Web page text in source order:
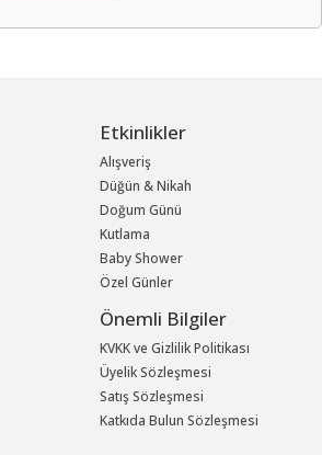
Etkinlikler
Alışveriş
Düğün & Nikah
Doğum Günü
Kutlama
Baby Shower
Özel Günler
Önemli Bilgiler
KVKK ve Gizlilik Politikası
Üyelik Sözleşmesi
Satış Sözleşmesi
Katkıda Bulun Sözleşmesi